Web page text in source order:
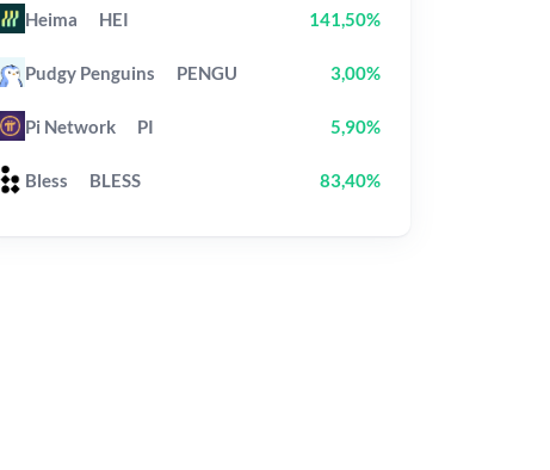
Heima HEI 141,50%
Pudgy Penguins PENGU 3,00%
Pi Network PI 5,90%
Bless BLESS 83,40%